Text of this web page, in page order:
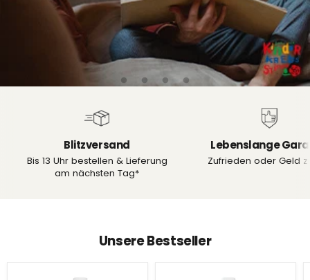
Blitzversand
Bis 13 Uhr bestellen & Lieferung
am nächsten Tag*
Lebenslange
Zufrieden oder Geld
Unsere Bestseller